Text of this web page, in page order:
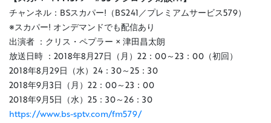
チャンネル：BSスカパー!（BS241／プレミアムサービス579）
※スカパー! オンデマンドでも配信あり
出演者 ：クリス・ペプラー × 津田昌太朗
放送日時 ：2018年8月27日（月）22：00～23：00（初回）
2018年8月29日（水）24：30～25：30
2018年9月3日（月）22：00～23：00
2018年9月5日（水）25：30～26：30
https://www.bs-sptv.com/fm579/